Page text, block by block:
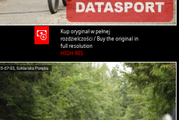
Kup oryginał w pełnej
rozdzielczości / Buy the original in
full resolution
HIGH-RES